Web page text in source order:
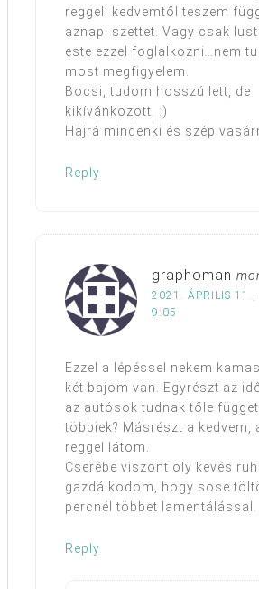
reggeli kedvemtől teszem
aznapi szettet. Vagy csak
este ezzel foglalkozni…nem
most megfigyelem.
Bocsi, tudom hosszú lett, de
kikívánkozott. :)
Hajrá mindenki és szép
Reply
graphoman
2021. ÁPRILIS 11.,
9:05
Ezzel a lépéssel nekem
két bajom van. Egyrészt az
az autósok tudnak tőle
többiek? Másrészt a kedvem,
reggel látom.
Cserébe viszont oly kevés
gazdálkodom, hogy sose
percnél többet lamentálással.
Reply